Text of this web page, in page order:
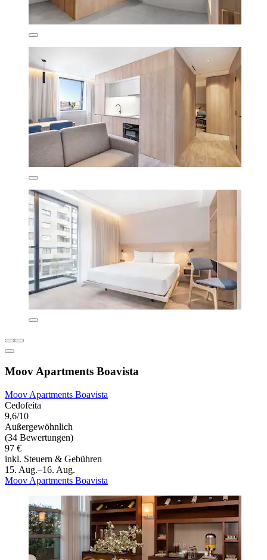
Moov Apartments Boavista
Moov Apartments Boavista
Cedofeita
9,6/10
Außergewöhnlich
(34 Bewertungen)
97 €
inkl. Steuern & Gebühren
15. Aug.–16. Aug.
Moov Apartments Boavista